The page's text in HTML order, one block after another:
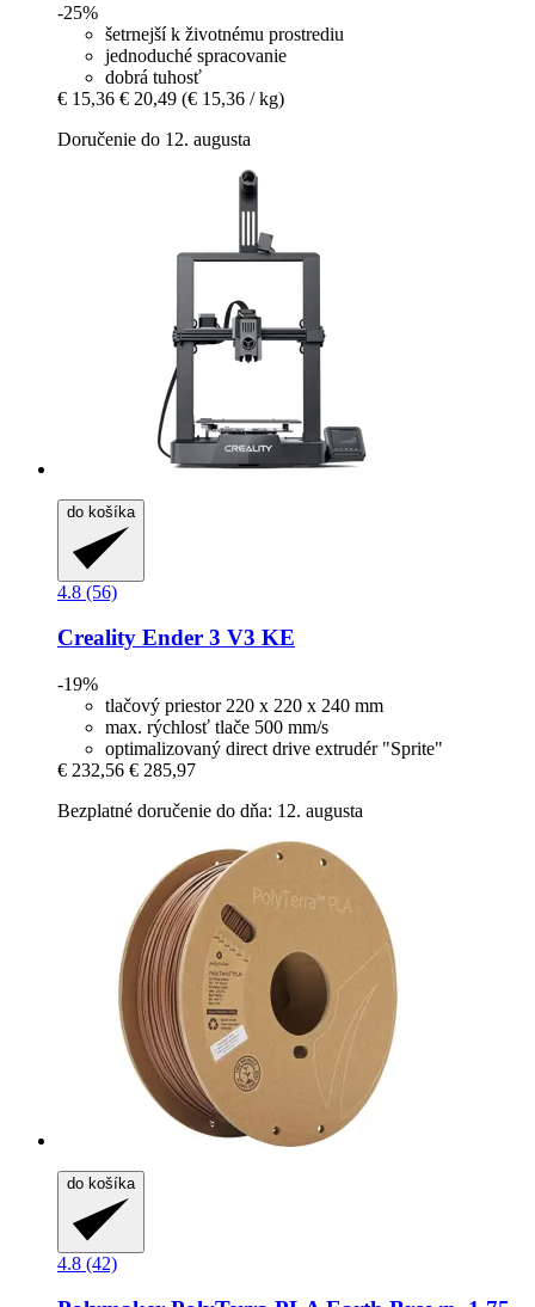
-25%
šetrnejší k životnému prostrediu
jednoduché spracovanie
dobrá tuhosť
€ 15,36 € 20,49 (€ 15,36 / kg)
Doručenie do 12. augusta
do košíka
4.8 (56)
Creality Ender 3 V3 KE
-19%
tlačový priestor 220 x 220 x 240 mm
max. rýchlosť tlače 500 mm/s
optimalizovaný direct drive extrudér "Sprite"
€ 232,56 € 285,97
Bezplatné doručenie do dňa: 12. augusta
do košíka
4.8 (42)